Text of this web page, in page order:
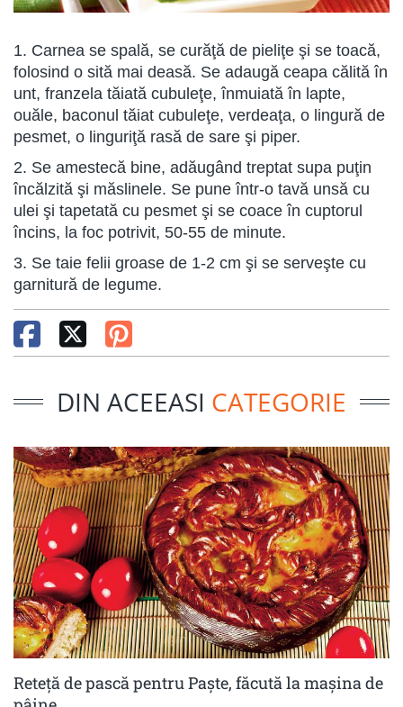
1. Carnea se spală, se curăţă de pieliţe şi se toacă,
folosind o sită mai deasă. Se adaugă ceapa călită în
unt, franzela tăiată cubuleţe, înmuiată în lapte,
ouăle, baconul tăiat cubuleţe, verdeaţa, o lingură de
pesmet, o linguriţă rasă de sare şi piper.
2. Se amestecă bine, adăugând treptat supa puţin
încălzită şi măslinele. Se pune într-o tavă unsă cu
ulei şi tapetată cu pesmet şi se coace în cuptorul
încins, la foc potrivit, 50-55 de minute.
3. Se taie felii groase de 1-2 cm şi se serveşte cu
garnitură de legume.
DIN ACEEASI CATEGORIE
Reteță de pască pentru Paște, făcută la mașina de